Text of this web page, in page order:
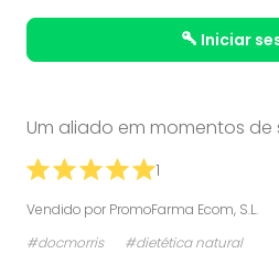
iniciar
Um aliado em momentos de
1
Vendido por PromoFarma Ecom, S.L.
#docmorris
#dietética natural